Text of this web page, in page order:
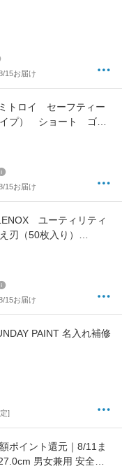
15お届け
トロイ セーフティー
イプ） ショート ゴー
15お届け
ユーティリティ
刃（50枚入り）
15お届け
PAINT 名入れ補修
]
ポイント還元｜8/11ま
男女兼用 安全靴